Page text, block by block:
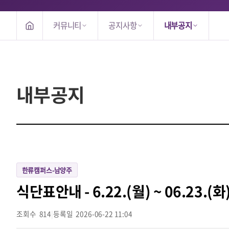
커뮤니티 공지사항 내부공지
내부공지
한류캠퍼스-남양주
식단표안내 - 6.22.(월) ~ 06.23.(
조회수 814 등록일 2026-06-22 11:04